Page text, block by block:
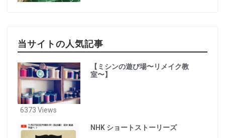
当サイトの人気記事
【ミシンの遊び場〜リメイク教
室〜】
6373 Views
NHK ショートストーリーズ